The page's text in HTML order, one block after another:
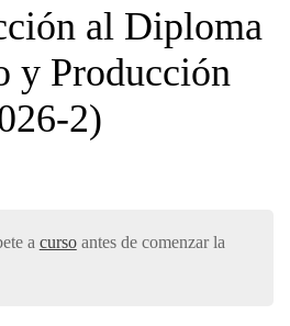
al Diploma
y Producción
2)
a cursoantes de comenzar la